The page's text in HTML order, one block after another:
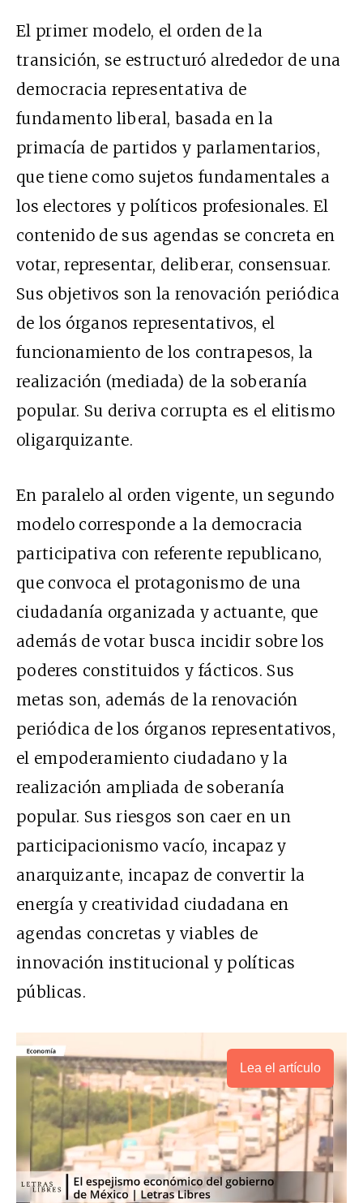
El primer modelo, el orden de la
transición, se estructuró alrededor de una
democracia representativa de
fundamento liberal, basada en la
primacía de partidos y parlamentarios,
que tiene como sujetos fundamentales a
los electores y políticos profesionales. El
contenido de sus agendas se concreta en
votar, representar, deliberar, consensuar.
Sus objetivos son la renovación periódica
de los órganos representativos, el
funcionamiento de los contrapesos, la
realización (mediada) de la soberanía
popular. Su deriva corrupta es el elitismo
oligarquizante.
En paralelo al orden vigente, un segundo
modelo corresponde a la democracia
participativa con referente republicano,
que convoca el protagonismo de una
ciudadanía organizada y actuante, que
además de votar busca incidir sobre los
poderes constituidos y fácticos. Sus
metas son, además de la renovación
periódica de los órganos representativos,
el empoderamiento ciudadano y la
realización ampliada de soberanía
popular. Sus riesgos son caer en un
participacionismo vacío, incapaz y
anarquizante, incapaz de convertir la
energía y creatividad ciudadana en
agendas concretas y viables de
innovación institucional y políticas
públicas.
Lea el artículo